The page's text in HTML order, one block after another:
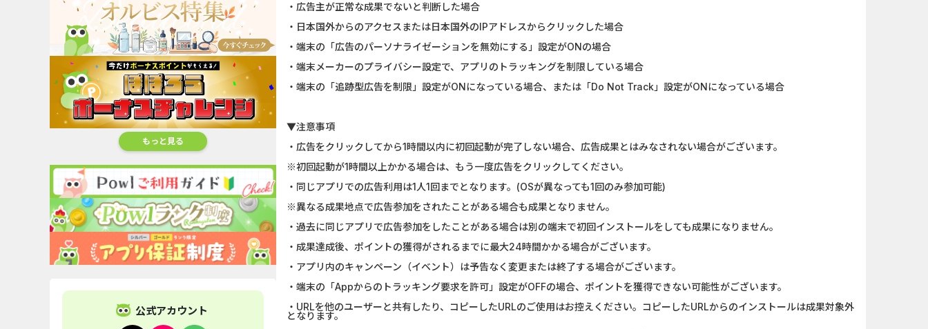
もっと見る
公式アカウント
・広告主が正常な成果でないと判断した場合
・日本国外からのアクセスまたは日本国外のIPアドレスからクリックした場合
・端末の「広告のパーソナライゼーションを無効にする」設定がONの場合
・端末メーカーのプライバシー設定で、アプリのトラッキングを制限している場合
・端末の「追跡型広告を制限」設定がONになっている場合、または「Do Not Track」設定がONになっている場合
▼注意事項
・広告をクリックしてから1時間以内に初回起動が完了しない場合、広告成果とはみなされない場合がございます。
※初回起動が1時間以上かかる場合は、もう一度広告をクリックしてください。
・同じアプリでの広告利用は1人1回までとなります。(OSが異なっても1回のみ参加可能)
※異なる成果地点で広告参加をされたことがある場合も成果となりません。
・過去に同じアプリで広告参加をしたことがある場合は別の端末で初回インストールをしても成果になりません。
・成果達成後、ポイントの獲得がされるまでに最大24時間かかる場合がございます。
・アプリ内のキャンペーン（イベント）は予告なく変更または終了する場合がございます。
・端末の「Appからのトラッキング要求を許可」設定がOFFの場合、ポイントを獲得できない可能性がございます。
・URLを他のユーザーと共有したり、コピーしたURLのご使用はお控えください。コピーしたURLからのインストールは成果対象外
となります。